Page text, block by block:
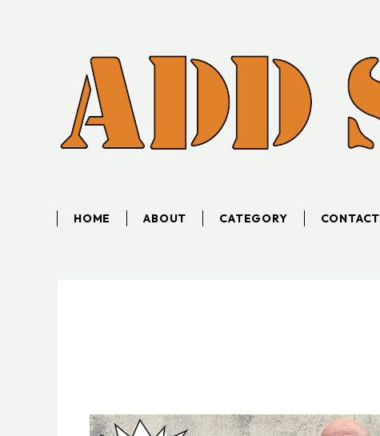
HOME ABOUT CATEGORY CONTACT